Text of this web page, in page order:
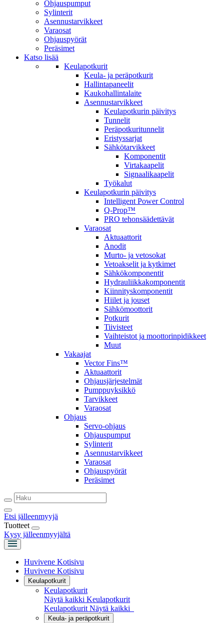
Ohjauspumput
Sylinterit
Asennustarvikkeet
Varaosat
Ohjauspyörät
Peräsimet
Katso lisää
Keulapotkurit
Keula- ja peräpotkurit
Hallintapaneelit
Kaukohallintalaite
Asennustarvikkeet
Keulapotkurin päivitys
Tunnelit
Peräpotkuritunnelit
Eristyssarjat
Sähkötarvikkeet
Komponentit
Virtakaapelit
Signaalikaapelit
Työkalut
Keulapotkurin päivitys
Intelligent Power Control
Q-Prop™
PRO tehonsäädettävät
Varaosat
Aktuaattorit
Anodit
Murto- ja vetosokat
Vetoakselit ja kytkimet
Sähkökomponentit
Hydrauliikkakomponentit
Kiinnityskomponentit
Hiilet ja jouset
Sähkömoottorit
Potkurit
Tiivisteet
Vaihteistot ja moottorinpidikkeet
Muut
Vakaajat
Vector Fins™
Aktuaattorit
Ohjausjärjestelmät
Pumppuyksikkö
Tarvikkeet
Varaosat
Ohjaus
Servo-ohjaus
Ohjauspumput
Sylinterit
Asennustarvikkeet
Varaosat
Ohjauspyörät
Peräsimet
Etsi jälleenmyyjä
Tuotteet
Kysy jälleenmyyjältä
Huvivene Kotisivu
Huvivene Kotisivu
Keulapotkurit
Keulapotkurit
Näytä kaikki Keulapotkurit
Keulapotkurit Näytä kaikki
Keula- ja peräpotkurit